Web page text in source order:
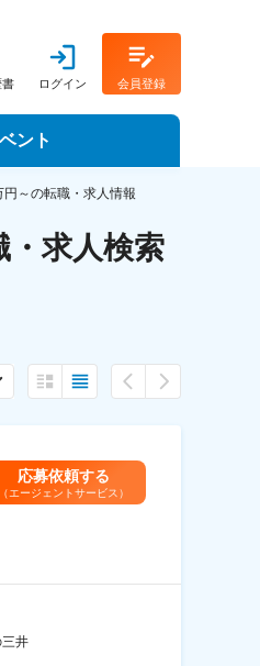
書 ログイン 会員登録
ント
セミナー
～の転職・求人情報
・求人検索
応募依頼する
（エージェントサービス）
井